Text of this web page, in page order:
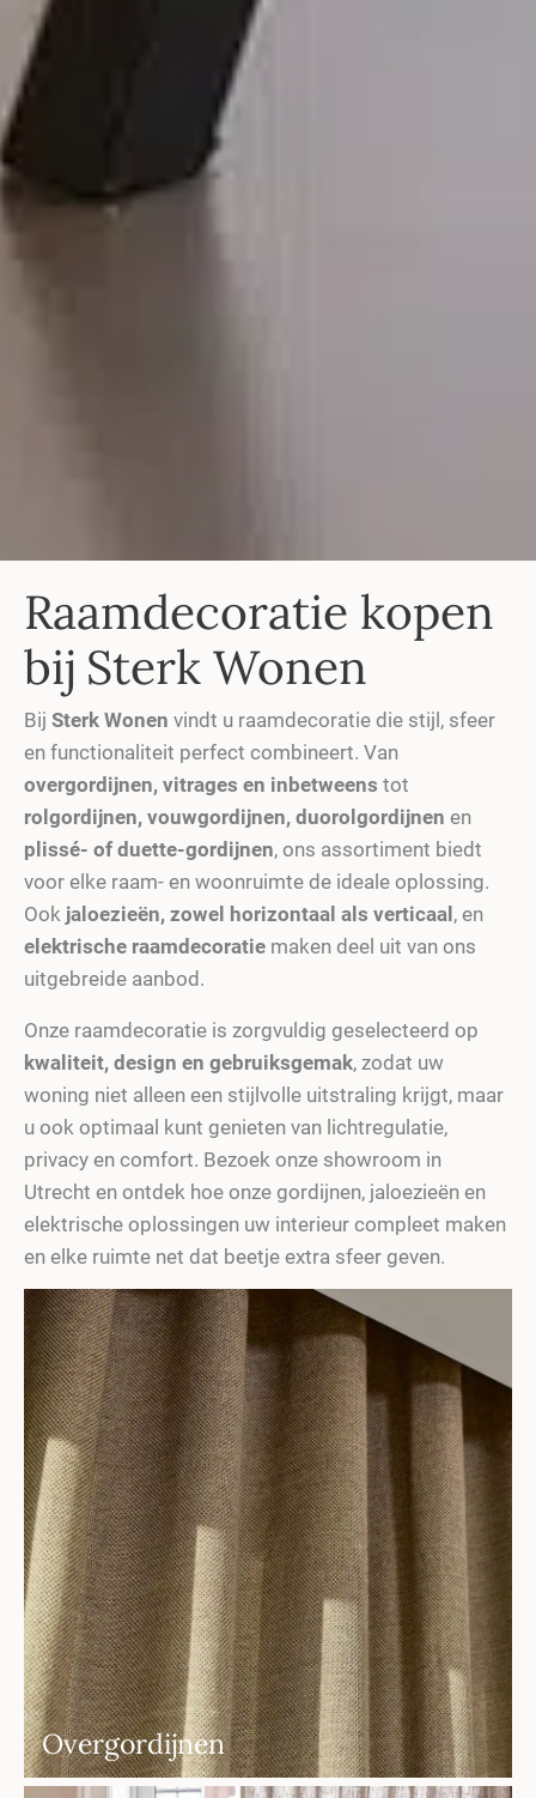
Raamdecoratie kopen
bij Sterk Wonen
Bij Sterk Wonen vindt u raamdecoratie die stijl, sfeer
en functionaliteit perfect combineert. Van
overgordijnen, vitrages en inbetweens tot
rolgordijnen, vouwgordijnen, duorolgordijnen en
plissé- of duette-gordijnen, ons assortiment biedt
voor elke raam- en woonruimte de ideale oplossing.
Ook jaloezieën, zowel horizontaal als verticaal , en
elektrische raamdecoratie maken deel uit van ons
uitgebreide aanbod.
Onze raamdecoratie is zorgvuldig geselecteerd op
kwaliteit, design en gebruiksgemak, zodat uw
woning niet alleen een stijlvolle uitstraling krijgt, maar
u ook optimaal kunt genieten van lichtregulatie,
privacy en comfort. Bezoek onze showroom in
Utrecht en ontdek hoe onze gordijnen, jaloezieën en
elektrische oplossingen uw interieur compleet maken
en elke ruimte net dat beetje extra sfeer geven.
Overgordijnen